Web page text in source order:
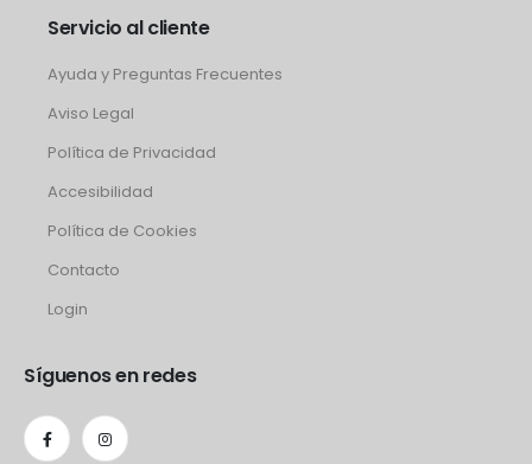
Servicio al cliente
Ayuda y Preguntas Frecuentes
Aviso Legal
Política de Privacidad
Accesibilidad
Política de Cookies
Contacto
Login
Síguenos en redes